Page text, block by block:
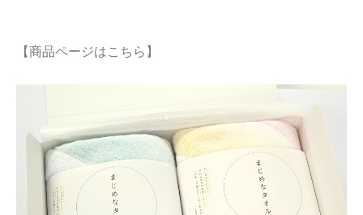
【商品ページはこちら】